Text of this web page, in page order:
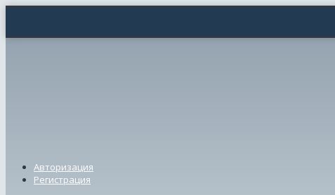
Авторизация
Регистрация